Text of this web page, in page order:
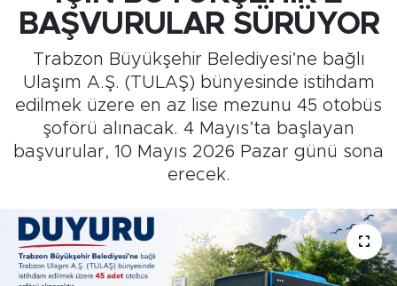
BAŞVURULAR SÜRÜYOR
Trabzon Büyükşehir Belediyesi’ne bağlı
Ulaşım A.Ş. (TULAŞ) bünyesinde istihdam
edilmek üzere en az lise mezunu 45 otobüs
şoförü alınacak. 4 Mayıs’ta başlayan
başvurular, 10 Mayıs 2026 Pazar günü sona
erecek.
Medya
Sağlık
Siyaset
Foto Galeri